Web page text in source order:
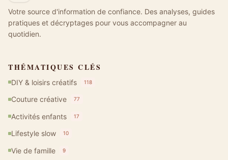
Votre source d'information de confiance. Des analyses, guides
pratiques et décryptages pour vous accompagner au
quotidien.
THÉMATIQUES CLÉS
DIY & loisirs créatifs 118
Couture créative 77
Activités enfants 17
Lifestyle slow 10
Vie de famille 9